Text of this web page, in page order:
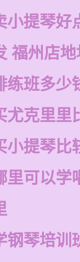
小提琴好
福州店地
练班多少
尤克里里
小提琴比
里可以学
钢琴培训